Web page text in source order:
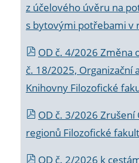
z účelového úvěru na
s bytovými potřebami v
OD č. 4/2026 Změna
č. 18/2025, Organizační
Knihovny Filozofické
OD č. 3/2026
regionů Filozofické
OD č. 2/2026 k